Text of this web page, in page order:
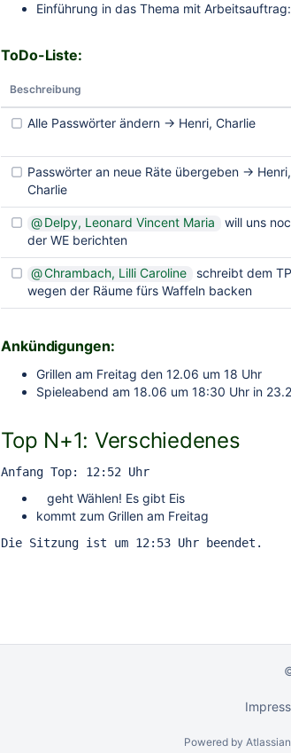
Einführung in das Thema mit
ToDo-Liste:
Beschreibung
Alle Passwörter ändern → Henri, Charlie
Passwörter an neue Räte übergeben → Henri,
Charlie
Delpy, Leonard Vincent Maria
will uns
der WE berichten
Chrambach, Lilli Caroline
schreibt dem
wegen der Räume fürs Waffeln backen
Ankündigungen:
Grillen am Freitag den 12.06 um 18 Uhr
Spieleabend am 18.06 um 18:30 Uhr in
Top N+1: Verschiedenes
Anfang Top: 12:52 Uhr
geht Wählen! Es gibt Eis
kommt zum Grillen am Freitag
Die Sitzung ist um 12:53 Uhr beendet.
Powered by